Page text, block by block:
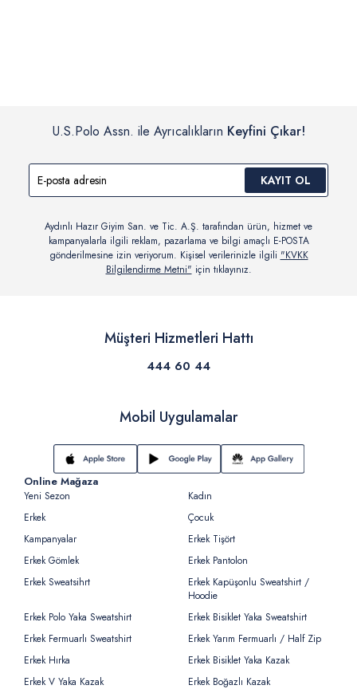
U.S.Polo Assn. ile Ayrıcalıkların Keyfini Çıkar!
KAYIT OL
Aydınlı Hazır Giyim San. ve Tic. A.Ş. tarafından ürün, hizmet ve
kampanyalarla ilgili reklam, pazarlama ve bilgi amaçlı E-POSTA
gönderilmesine izin veriyorum. Kişisel verilerinizle ilgili "KVKK
Bilgilendirme Metni" için tıklayınız.
Müşteri Hizmetleri Hattı
444 60 44
Mobil Uygulamalar
Online Mağaza
Yeni Sezon
Kadın
Erkek
Çocuk
Kampanyalar
Erkek Tişört
Erkek Gömlek
Erkek Pantolon
Erkek Sweatsihrt
Erkek Kapüşonlu Sweatshirt /
Hoodie
Erkek Polo Yaka Sweatshirt
Erkek Bisiklet Yaka Sweatshirt
Erkek Fermuarlı Sweatshirt
Erkek Yarım Fermuarlı / Half Zip
Erkek Hırka
Erkek Bisiklet Yaka Kazak
Erkek V Yaka Kazak
Erkek Boğazlı Kazak